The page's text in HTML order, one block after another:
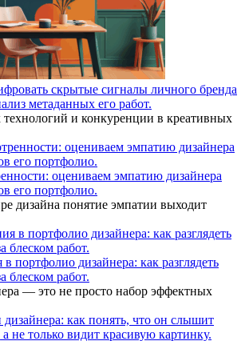
скрытые сигналы личного бренда
метаданных его работ.
и конкуренции в креативных
оцениваем эмпатию дизайнера
его портфолио.
дизайна понятие эмпатии выходит
портфолио дизайнера: как разглядеть
блеском работ.
— это не просто набор эффектных